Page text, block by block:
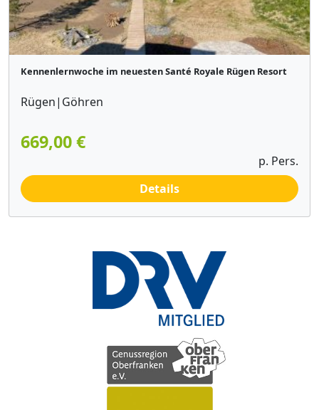
Kennenlernwoche im neuesten Santé Royale Rügen Resort
Rügen|Göhren
669,00 €
p. Pers.
Details